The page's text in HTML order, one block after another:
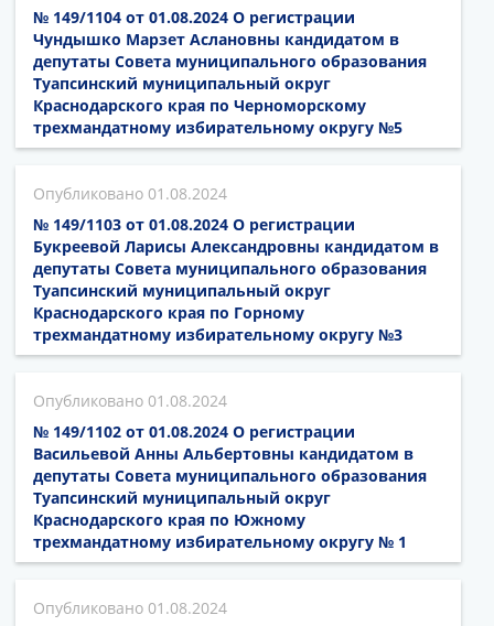
№ 149/1104 от 01.08.2024 О регистрации
Чундышко Марзет Аслановны кандидатом в
депутаты Совета муниципального образования
Туапсинский муниципальный округ
Краснодарского края по Черноморскому
трехмандатному избирательному округу №5
01.08.2024
№ 149/1103 от 01.08.2024 О регистрации
Букреевой Ларисы Александровны кандидатом в
депутаты Совета муниципального образования
Туапсинский муниципальный округ
Краснодарского края по Горному
трехмандатному избирательному округу №3
01.08.2024
№ 149/1102 от 01.08.2024 О регистрации
Васильевой Анны Альбертовны кандидатом в
депутаты Совета муниципального образования
Туапсинский муниципальный округ
Краснодарского края по Южному
трехмандатному избирательному округу № 1
01.08.2024